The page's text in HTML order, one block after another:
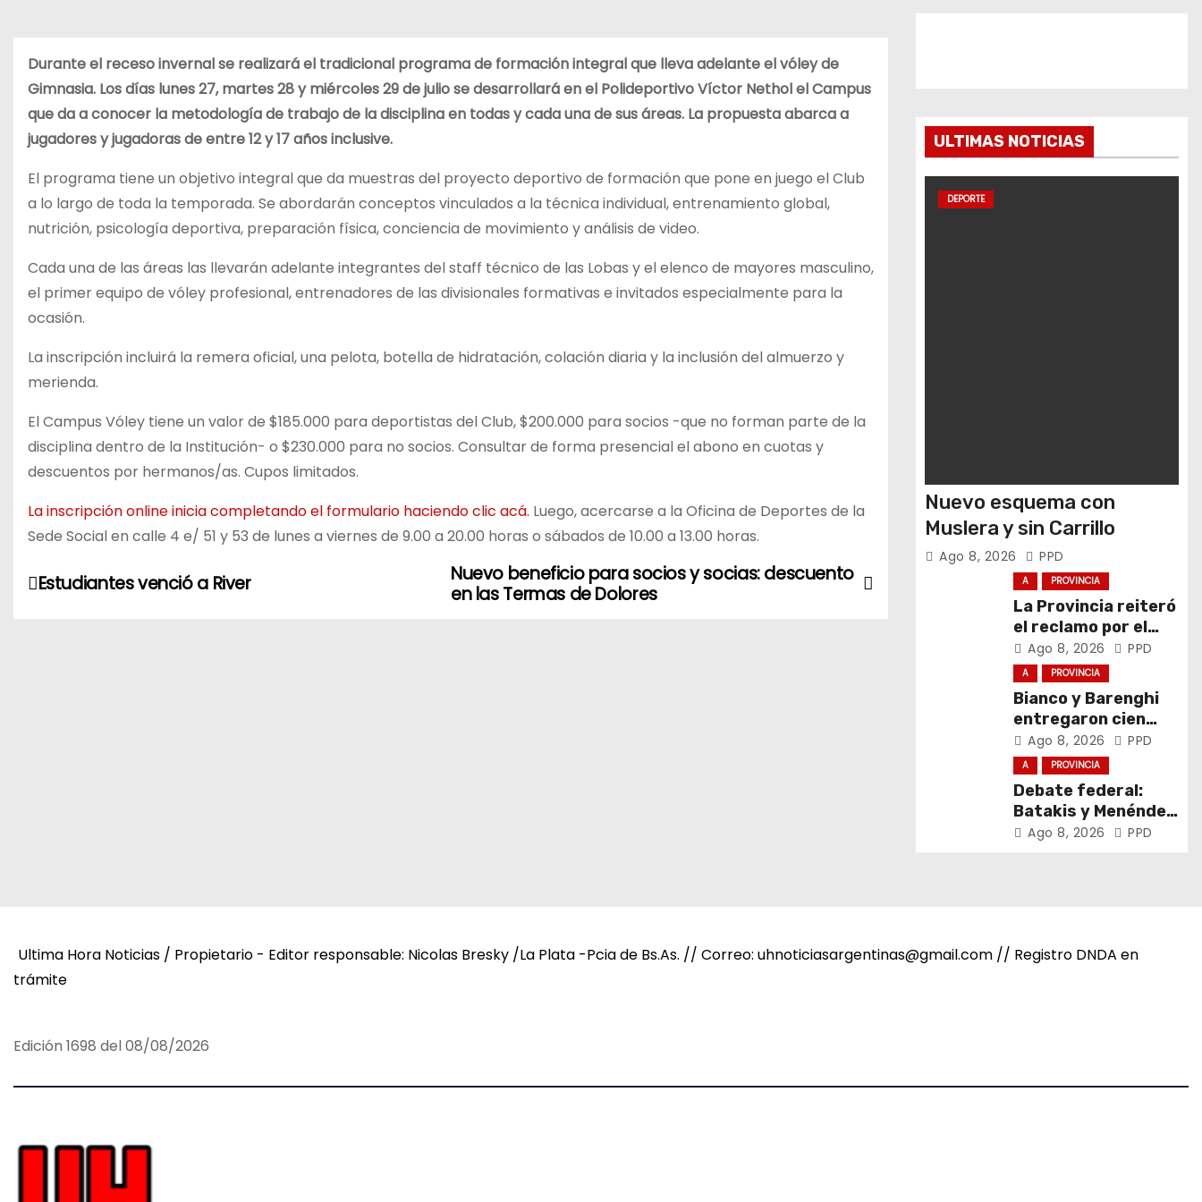
Durante el receso invernal se realizará el tradicional programa de formación integral que lleva adelante el vóley de
Gimnasia. Los días lunes 27, martes 28 y miércoles 29 de julio se desarrollará en el Polideportivo Víctor Nethol el Campus
que da a conocer la metodología de trabajo de la disciplina en todas y cada una de sus áreas. La propuesta abarca a
jugadores y jugadoras de entre 12 y 17 años inclusive.
El programa tiene un objetivo integral que da muestras del proyecto deportivo de formación que pone en juego el Club
a lo largo de toda la temporada. Se abordarán conceptos vinculados a la técnica individual, entrenamiento global,
nutrición, psicología deportiva, preparación física, conciencia de movimiento y análisis de video.
Cada una de las áreas las llevarán adelante integrantes del staff técnico de las Lobas y el elenco de mayores masculino,
el primer equipo de vóley profesional, entrenadores de las divisionales formativas e invitados especialmente para la
ocasión.
La inscripción incluirá la remera oficial, una pelota, botella de hidratación, colación diaria y la inclusión del almuerzo y
merienda.
El Campus Vóley tiene un valor de $185.000 para deportistas del Club, $200.000 para socios -que no forman parte de la
disciplina dentro de la Institución- o $230.000 para no socios. Consultar de forma presencial el abono en cuotas y
descuentos por hermanos/as. Cupos limitados.
La inscripción online inicia completando el formulario haciendo clic acá. Luego, acercarse a la Oficina de Deportes de la
Sede Social en calle 4 e/ 51 y 53 de lunes a viernes de 9.00 a 20.00 horas o sábados de 10.00 a 13.00 horas.
N
d
e
e
r
Nuevo beneficio para socios y socias: descuento
en las Termas de Dolores
Estudiantes venció a River
ULTIMAS NOTICIAS
DEPORTE
Nuevo esquema con
Muslera y sin Carrillo
Ago 8, 2026 PPD
A PROVINCIA
La Provincia reiteró
el reclamo por el
respeto al
federalismo
Ago 8, 2026 PPD
A PROVINCIA
Bianco y Barenghi
entregaron cien
computadoras de
Conectar Igualdad
Bonaerense
Ago 8, 2026 PPD
A PROVINCIA
Debate federal:
Batakis y Menéndez
encabezaron la 108°
Ago 8, 2026 PPD
Ultima Hora Noticias / Propietario - Editor responsable: Nicolas Bresky /La Plata -Pcia de Bs.As. // Correo: uhnoticiasargentinas@gmail.com // Registro DNDA en
trámite
Edición 1698 del 08/08/2026